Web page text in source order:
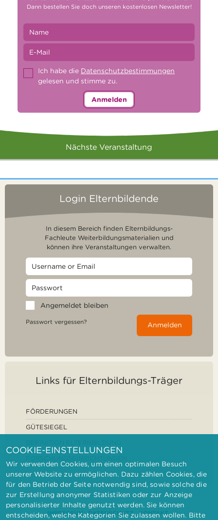
Dann bestellen Sie doch unseren kostenlosen Newsletter!
Ich habe die Datenschutzbestimmungen
gelesen und stimme zu.
Anmelden
Nächste Veranstaltung
Login Elternbildende
In diesem Bereich finden Elternbildungs-
Fachleute Weiterbildungsmaterialien und
können ihre Veranstaltungen verwalten.
Angemeldet bleiben
Passwort vergessen? Anmelden
Links für Elternbildungs-Träger
FÖRDERUNGEN
GÜTESIEGEL
IMPRESSUM DATENSCHUTZ KONTAKT
COOKIE-EINSTELLUNGEN
Wir verwenden Cookies, um einen optimalen Besuch
unserer Website zu ermöglichen. Dazu zählen Cookies, die
für den Betrieb der Seite notwendig sind, sowie solche die
zur Erstellung anonymer Statistiken oder zur Anzeige
personalisierter Inhalte genutzt werden. Sie können
entscheiden, welche Kategorien Sie zulassen wollen. Bitte